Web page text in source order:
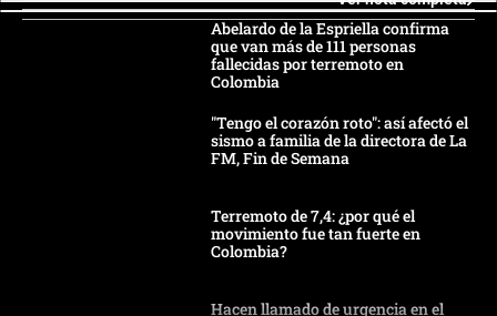
Abelardo de la Espriella confirma
que van más de 111 personas
fallecidas por terremoto en
Colombia
"Tengo el corazón roto": así afectó el
sismo a familia de la directora de La
FM, Fin de Semana
Terremoto de 7,4: ¿por qué el
movimiento fue tan fuerte en
Colombia?
Hacen llamado de urgencia en el